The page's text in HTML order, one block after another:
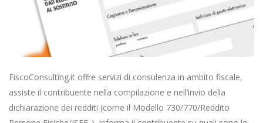
FiscoConsulting.it offre servizi di consulenza in ambito fiscale,
assiste il contribuente nella compilazione e nell’invio della
dichiarazione dei redditi (come il Modello 730/770/Reddito